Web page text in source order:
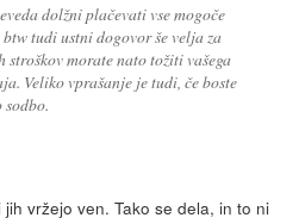
dolžni plačevati vse mogoče
tudi ustni dogovor še velja za
morate nato tožiti vašega
Veliko vprašanje je tudi, če boste
vržejo ven. Tako se dela, in to ni